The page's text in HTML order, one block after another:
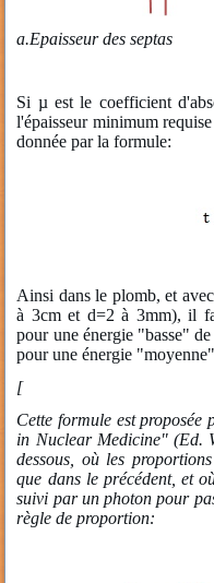
a.Epaisseur des septas
Si µ est le coefficient
l'épaisseur minimum
donnée par la formule:
Ainsi dans le plomb, et
à 3cm et d=2 à 3mm), il
pour une énergie "basse"
pour une énergie
[
Cette formule est proposée
in Nuclear Medicine" (Ed.
dessous, où les
que dans le précédent, et
suivi par un photon pour
règle de proportion: